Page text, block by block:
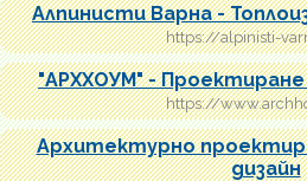
Алпинисти Варна -
https://alpinisti-
"АРХХОУМ" -
https://
Архитектурно
дизайн